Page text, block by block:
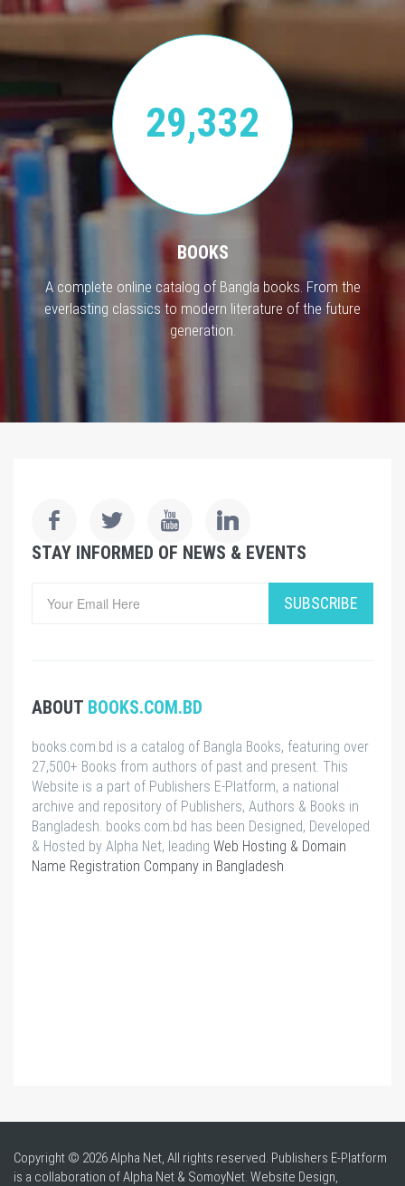
29,332
BOOKS
A complete online catalog of Bangla books. From the
everlasting classics to modern literature of the future
generation.
STAY INFORMED OF NEWS & EVENTS
SUBSCRIBE
ABOUT BOOKS.COM.BD
books.com.bd is a catalog of Bangla Books, featuring over
27,500+ Books from authors of past and present. This
Website is a part of Publishers E-Platform, a national
archive and repository of Publishers, Authors & Books in
Bangladesh. books.com.bd has been Designed, Developed
& Hosted by Alpha Net, leading Web Hosting & Domain
Name Registration Company in Bangladesh
Copyright © 2026 Alpha Net, All rights reserved. Publishers E-Platform
is a collaboration of Alpha Net & SomoyNet. Website Design,